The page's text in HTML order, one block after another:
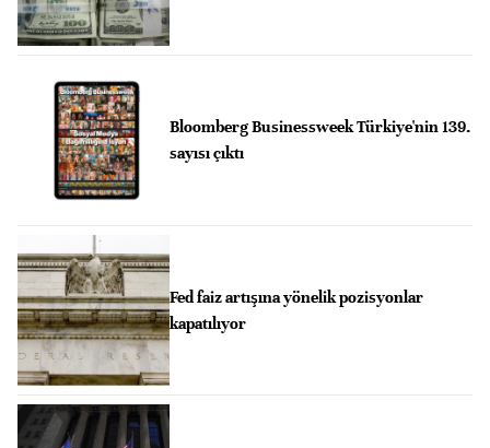
Bloomberg Businessweek Türkiye'nin 139.
sayısı çıktı
Fed faiz artışına yönelik pozisyonlar
kapatılıyor